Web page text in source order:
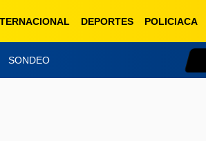
DEPORTES POLICIACA
SONDEO